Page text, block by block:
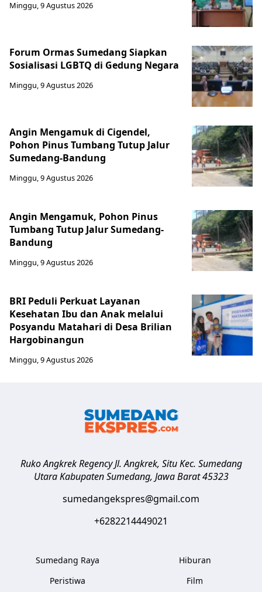
Minggu, 9 Agustus 2026
Forum Ormas Sumedang Siapkan
Sosialisasi LGBTQ di Gedung Negara
Minggu, 9 Agustus 2026
Angin Mengamuk di Cigendel,
Pohon Pinus Tumbang Tutup Jalur
Sumedang-Bandung
Minggu, 9 Agustus 2026
Angin Mengamuk, Pohon Pinus
Tumbang Tutup Jalur Sumedang-
Bandung
Minggu, 9 Agustus 2026
BRI Peduli Perkuat Layanan
Kesehatan Ibu dan Anak melalui
Posyandu Matahari di Desa Brilian
Hargobinangun
Minggu, 9 Agustus 2026
Ruko Angkrek Regency Jl. Angkrek, Situ Kec. Sumedang
Utara Kabupaten Sumedang, Jawa Barat 45323
sumedangekspres@gmail.com
+6282214449021
Sumedang Raya
Peristiwa
Hiburan
Film